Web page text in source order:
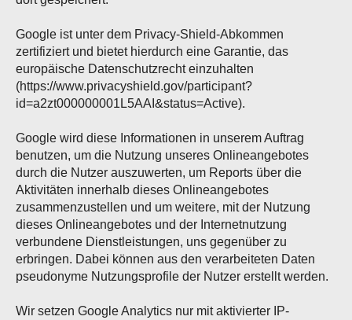
Google ist unter dem Privacy-Shield-Abkommen
zertifiziert und bietet hierdurch eine Garantie, das
europäische Datenschutzrecht einzuhalten
(https://www.privacyshield.gov/participant?
id=a2zt000000001L5AAI&status=Active).
Google wird diese Informationen in unserem Auftrag
benutzen, um die Nutzung unseres Onlineangebotes
durch die Nutzer auszuwerten, um Reports über die
Aktivitäten innerhalb dieses Onlineangebotes
zusammenzustellen und um weitere, mit der Nutzung
dieses Onlineangebotes und der Internetnutzung
verbundene Dienstleistungen, uns gegenüber zu
erbringen. Dabei können aus den verarbeiteten Daten
pseudonyme Nutzungsprofile der Nutzer erstellt werden.
Wir setzen Google Analytics nur mit aktivierter IP-